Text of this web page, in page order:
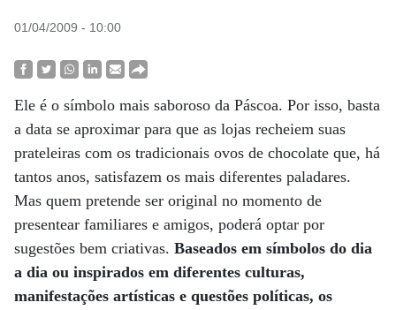
01/04/2009 - 10:00
Ele é o símbolo mais saboroso da Páscoa. Por isso, basta
a data se aproximar para que as lojas recheiem suas
prateleiras com os tradicionais ovos de chocolate que, há
tantos anos, satisfazem os mais diferentes paladares.
Mas quem pretende ser original no momento de
presentear familiares e amigos, poderá optar por
sugestões bem criativas. Baseados em símbolos do dia
a dia ou inspirados em diferentes culturas,
manifestações artísticas e questões políticas, os